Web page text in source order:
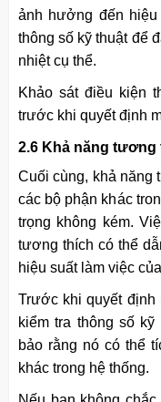
ảnh hưởng đến
thông số kỹ thuật để
nhiệt cụ thể.
Khảo sát điều kiện
trước khi quyết định
2.6 Khả năng
Cuối cùng, khả
các bộ phận khác
trọng không kém.
tương thích có thể
hiệu suất làm việc
Trước khi quyết định
kiểm tra thông số
bảo rằng nó có thể
khác trong hệ thống.